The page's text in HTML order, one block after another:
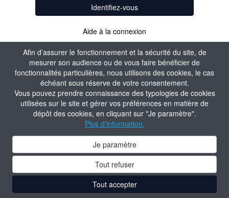
Afin d’assurer le fonctionnement et la sécurité du site, de
mesurer son audience ou de vous faire bénéficier de
fonctionnalités particulières, nous utilisons des cookies, le cas
échéant sous réserve de votre consentement.
Vous pouvez prendre connaissance des typologies de cookies
utilisées sur le site et gérer vos préférences en matière de
dépôt des cookies, en cliquant sur "Je paramètre".
Plus d'information.
Je paramètre
Tout refuser
Tout accepter
Identifiez-vous
Aide à la connexion